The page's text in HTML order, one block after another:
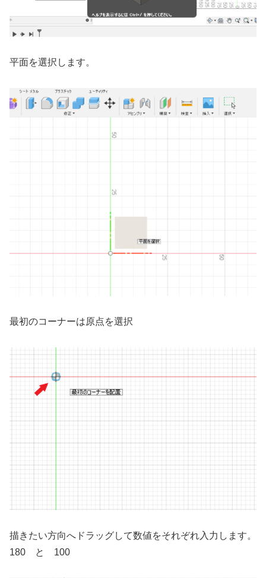
平面を選択します。
最初のコーナーは原点を選択
描きたい方向へドラッグして数値をそれぞれ入力します。
180 と 100